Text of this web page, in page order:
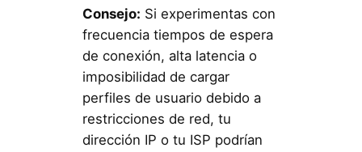
Consejo: Si experimentas con
frecuencia tiempos de espera
de conexión, alta latencia o
imposibilidad de cargar
perfiles de usuario debido a
restricciones de red, tu
dirección IP o tu ISP podrían